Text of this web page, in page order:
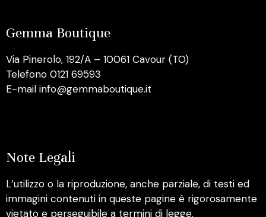
Gemma Boutique
Via Pinerolo, 192/A – 10061 Cavour (TO)
Telefono 0121 69593
E-mail info@gemmaboutique.it
Note Legali
L’utilizzo o la riproduzione, anche parziale, di testi ed
immagini contenuti in queste pagine è rigorosamente
vietato e perseguibile a termini di legge.